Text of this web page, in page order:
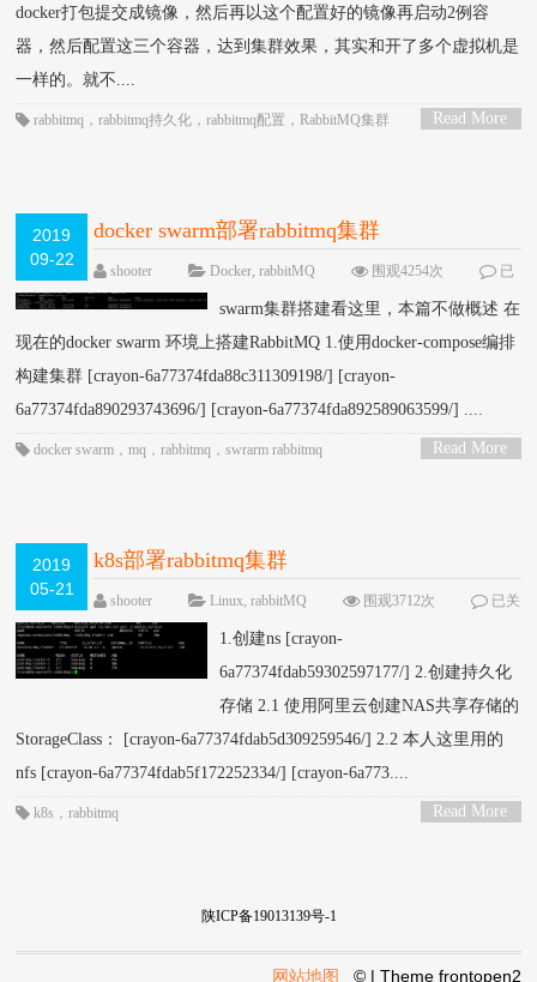
docker打包提交成镜像，然后再以这个配置好的镜像再启动2例容
器，然后配置这三个容器，达到集群效果，其实和开了多个虚拟机是
一样的。就不....
Read More
rabbitmq ，rabbitmq持久化 ，rabbitmq配置 ，RabbitMQ集群
2019
09-22
docker swarm部署rabbitmq集群
shooter Docker,rabbitMQ 围观4254次
已
关闭评论
swarm集群搭建看这里，本篇不做概述 在
现在的docker swarm 环境上搭建RabbitMQ 1.使用docker-compose编排
构建集群 [crayon-6a77374fda88c311309198/] [crayon-
6a77374fda890293743696/] [crayon-6a77374fda892589063599/] ....
Read More
docker swarm ，mq ，rabbitmq ，swrarm rabbitmq
2019
05-21
k8s部署rabbitmq集群
shooter Linux,rabbitMQ 围观3712次
已关
闭评论
1.创建ns [crayon-
6a77374fdab59302597177/] 2.创建持久化
存储 2.1 使用阿里云创建NAS共享存储的
StorageClass： [crayon-6a77374fdab5d309259546/] 2.2 本人这里用的
nfs [crayon-6a77374fdab5f172252334/] [crayon-6a773....
Read More
k8s ，rabbitmq
陕ICP备19013139号-1
网站地图 © | Theme frontopen2